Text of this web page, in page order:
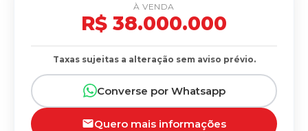
À VENDA
R$ 38.000.000
Taxas sujeitas a alteração sem aviso prévio.
Converse por Whatsapp
Quero mais informações